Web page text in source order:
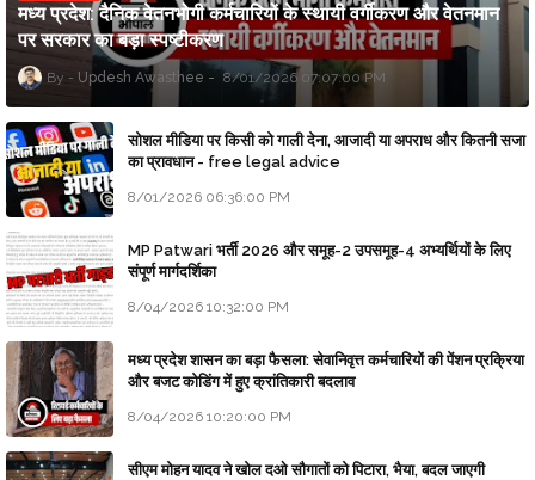
मध्य प्रदेश: दैनिक वेतनभोगी कर्मचारियों के स्थायी वर्गीकरण और वेतनमान
पर सरकार का बड़ा स्पष्टीकरण
Updesh Awasthee 8/01/2026 07:07:00 PM
सोशल मीडिया पर किसी को गाली देना, आजादी या अपराध और कितनी सजा
का प्रावधान - free legal advice
8/01/2026 06:36:00 PM
MP Patwari भर्ती 2026 और समूह-2 उपसमूह-4 अभ्यर्थियों के लिए
संपूर्ण मार्गदर्शिका
8/04/2026 10:32:00 PM
मध्य प्रदेश शासन का बड़ा फैसला: सेवानिवृत्त कर्मचारियों की पेंशन प्रक्रिया
और बजट कोडिंग में हुए क्रांतिकारी बदलाव
8/04/2026 10:20:00 PM
सीएम मोहन यादव ने खोल दओ सौगातों को पिटारा, भैया, बदल जाएगी